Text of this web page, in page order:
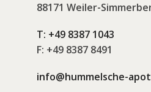
88171 Weiler-
T: +49 8387 1043
F: +49 8387 8491
info@hummelsche-